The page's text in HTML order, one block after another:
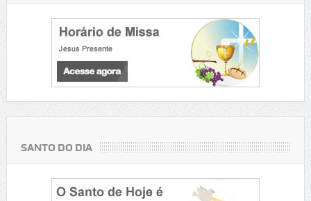
SANTO DO DIA